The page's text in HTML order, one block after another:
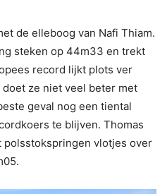
de elleboog van Nafi Thiam.
steken op 44m33 en trekt
record lijkt plots ver
ze niet veel beter met
geval nog een tiental
te blijven. Thomas
polsstokspringen vlotjes over